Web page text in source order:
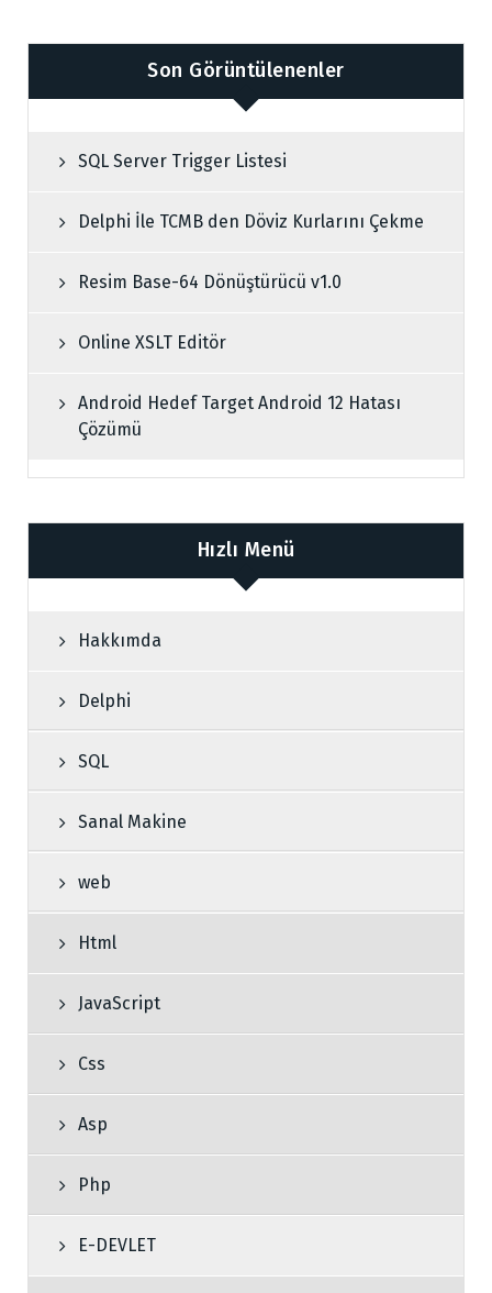
Son Görüntülenenler
SQL Server Trigger Listesi
Delphi İle TCMB den Döviz Kurlarını Çekme
Resim Base-64 Dönüştürücü v1.0
Online XSLT Editör
Android Hedef Target Android 12 Hatası
Çözümü
Hızlı Menü
Hakkımda
Delphi
SQL
Sanal Makine
web
Html
JavaScript
Css
Asp
Php
E-DEVLET